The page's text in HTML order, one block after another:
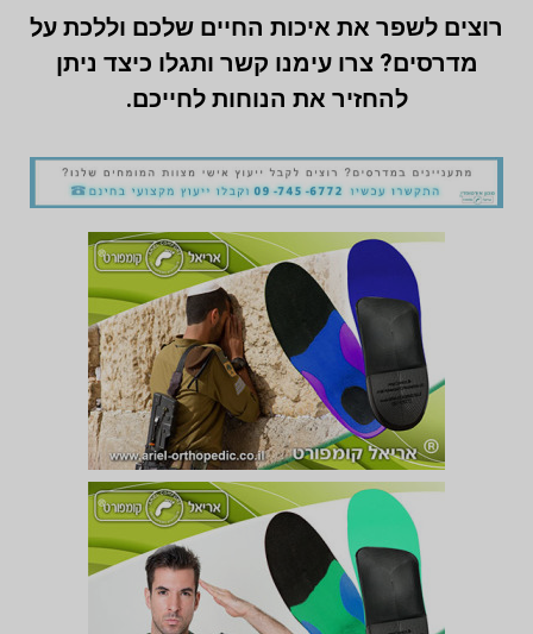
רוצים לשפר את איכות החיים שלכם וללכת על
מדרסים? צרו עימנו קשר ותגלו כיצד ניתן
להחזיר את הנוחות לחייכם.